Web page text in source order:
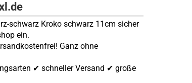
schwarz Kroko schwarz 11cm sicher
ein.
Ganz ohne
✔ schneller Versand ✔ große